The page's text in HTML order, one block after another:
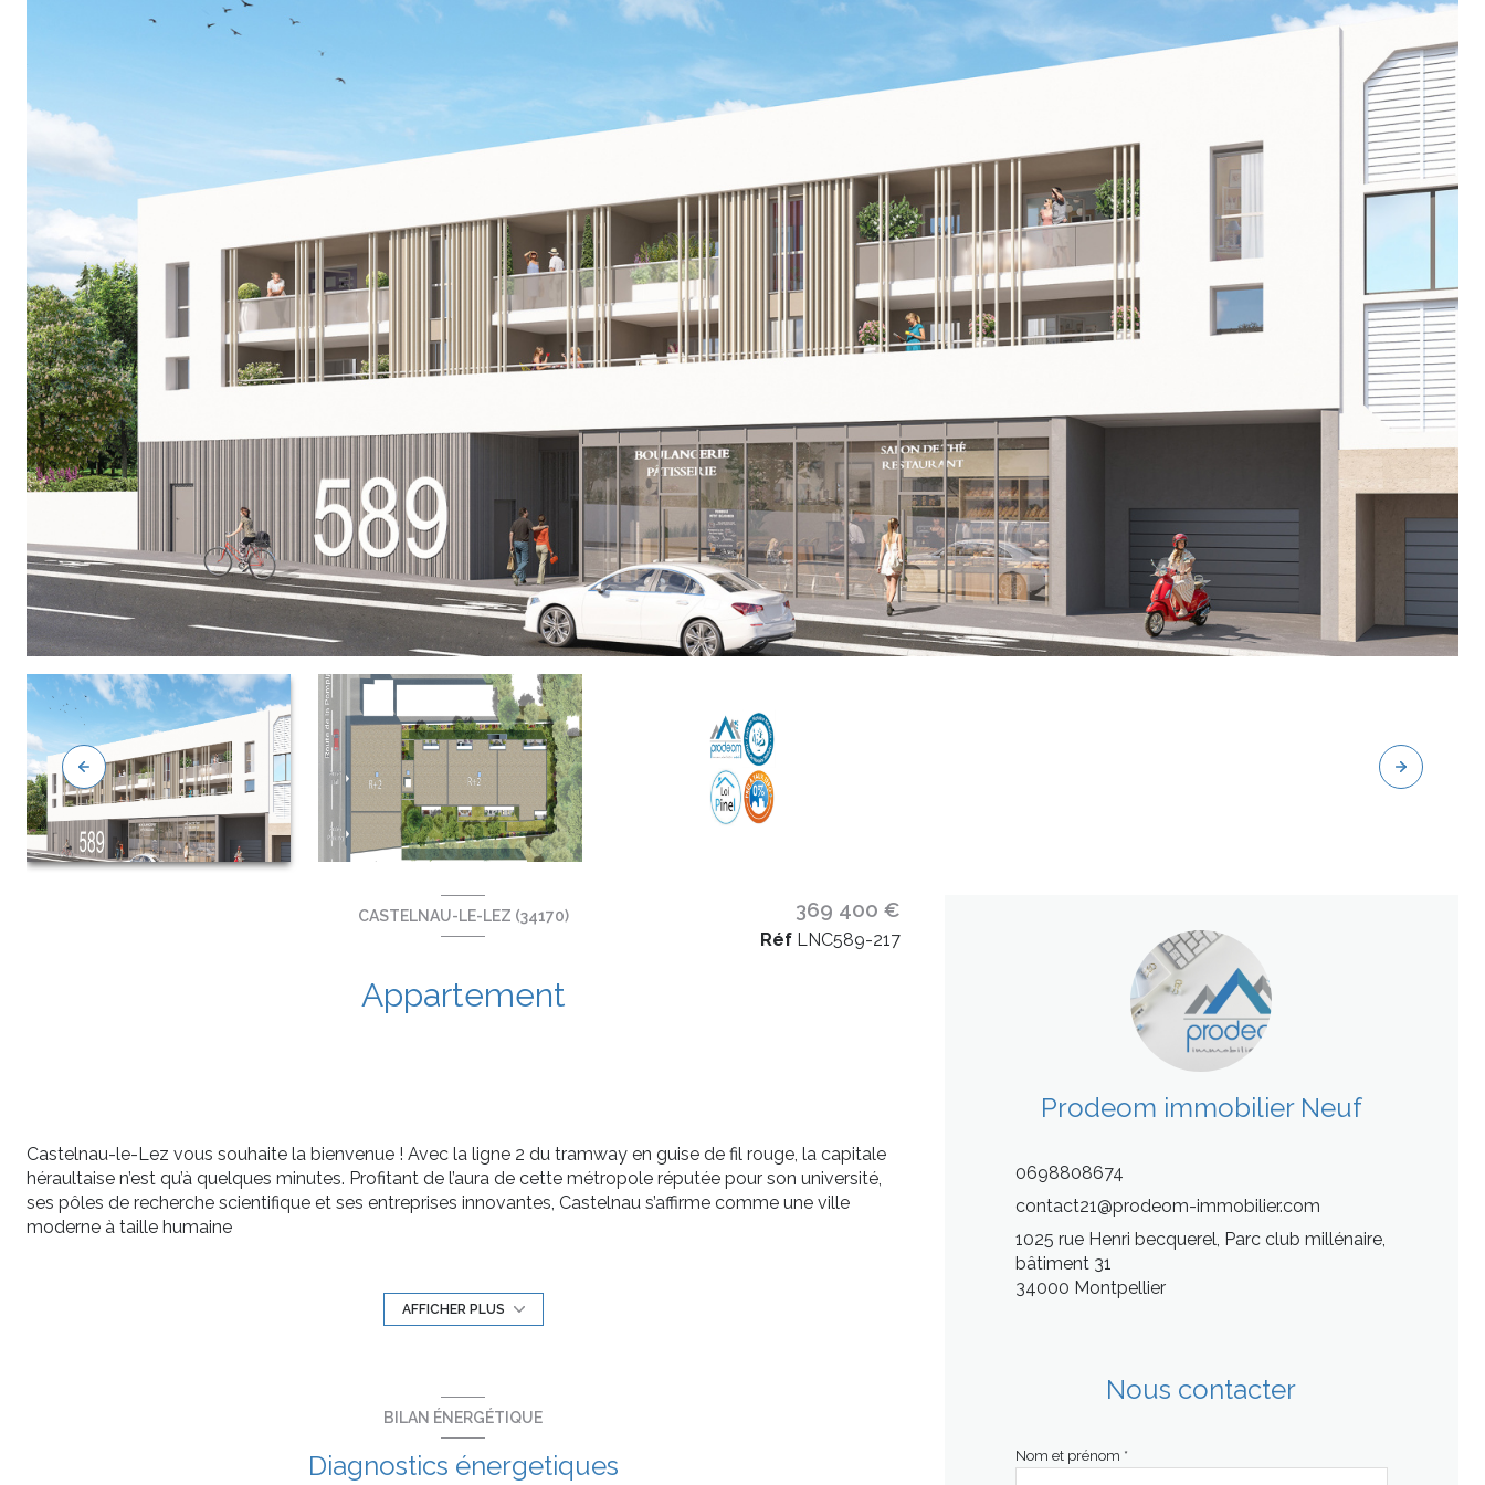
CASTELNAU-LE-LEZ (34170)
Appartement
369 400 €
Réf LNC589-217
Castelnau-le-Lez vous souhaite la bienvenue ! Avec la ligne 2 du tramway en guise de fil rouge, la capitale
héraultaise n’est qu’à quelques minutes. Profitant de l’aura de cette métropole réputée pour son université,
ses pôles de recherche scientifique et ses entreprises innovantes, Castelnau s’affirme comme une ville
moderne à taille humaine
Un arrêt de bus à deux pas vous permet de rejoindre en 13 min le centre commercial Odysseum, et la ligne
2 du tramway vous emmène place de la Comédie ou à la gare Saint-Roch en moins de 15 min.
• Finition peinture blanche sur les murs
AFFICHER PLUS
BILAN ÉNERGÉTIQUE
Diagnostics énergetiques
Prodeom immobilier Neuf
0698808674
contact21@prodeom-immobilier.com
1025 rue Henri becquerel, Parc club millénaire,
bâtiment 31
34000 Montpellier
Nous contacter
Nom et prénom *